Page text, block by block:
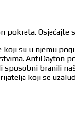
pokreta. Osjećajte
su u njemu
branili
koji se